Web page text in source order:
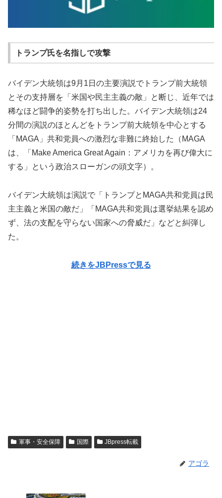
トランプ氏を名指しで攻撃
バイデン大統領は9月1日の主要演説でトランプ前大統領
とその支持層を「米国や民主主義の敵」と断じ、近年では
稀なほど闘争的姿勢を打ち出した。バイデン大統領は24
分間の演説のほとんどをトランプ前大統領を中心とする
「MAGA」共和党員への激烈な非難に終始した（MAGA
は、「Make America Great Again：アメリカを再び偉大に
する」という政治スローガンの頭文字）。
バイデン大統領は演説で「トランプとMAGA共和党員は民
主主義と米国の敵だ」「MAGA共和党員は選挙結果を認め
ず、法の支配を守らない国家への脅威だ」などと糾弾し
た。
続きをJBPressで見る
軍事・安全保障 国際 JBpress転載
アゴラ